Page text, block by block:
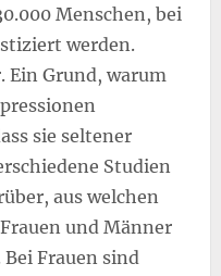
Menschen, bei
werden.
Ein Grund, warum
sie seltener
Studien
aus welchen
und Männer
Frauen sind